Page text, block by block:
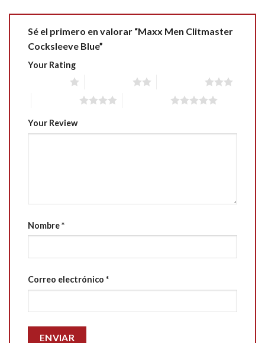
Sé el primero en valorar “Maxx Men Clitmaster
Cocksleeve Blue”
Your Rating
Your Review
Nombre*
Correo electrónico *